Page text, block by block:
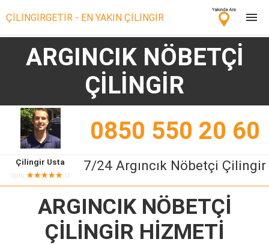
ÇİLİNGİRGETİR - EN YAKIN ÇİLİNGİR
Çilingir Ara
Çilingir misin? Bize Katıl!
ARGINCIK NÖBETÇİ
ÇİLİNGİR
0850 550 20 60
Çilingir Usta
10/10 ★★★★★ 17
7/24 Argıncık Nöbetçi Çilingir
ARGINCIK NÖBETÇİ
ÇİLİNGİR HİZMETİ